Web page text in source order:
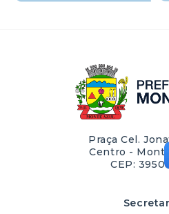
Praça Cel.
Centro -
CEP: